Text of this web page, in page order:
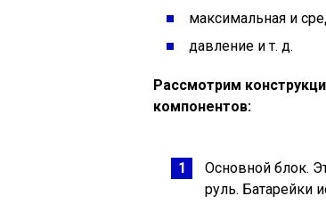
максимальная и
давление и т. д.
Рассмотрим
компонентов:
Основной блок.
руль. Батарейки